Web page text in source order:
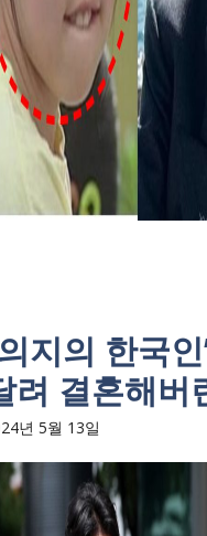
지의 한국
려 결혼해버
년 5월 13일